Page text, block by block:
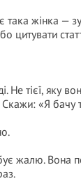
жінка —
цитувати
Не тієї, яку
«Я бачу
жалю. Вона